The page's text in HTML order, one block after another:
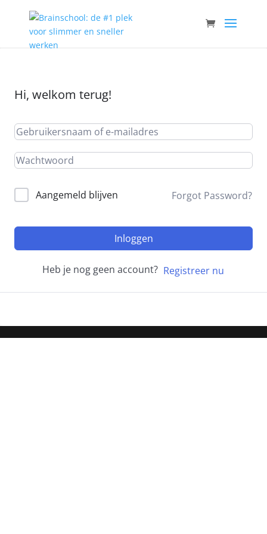
Hi, welkom terug!
Aangemeld blijven Forgot Password?
Inloggen
Heb je nog geen account? Registreer nu